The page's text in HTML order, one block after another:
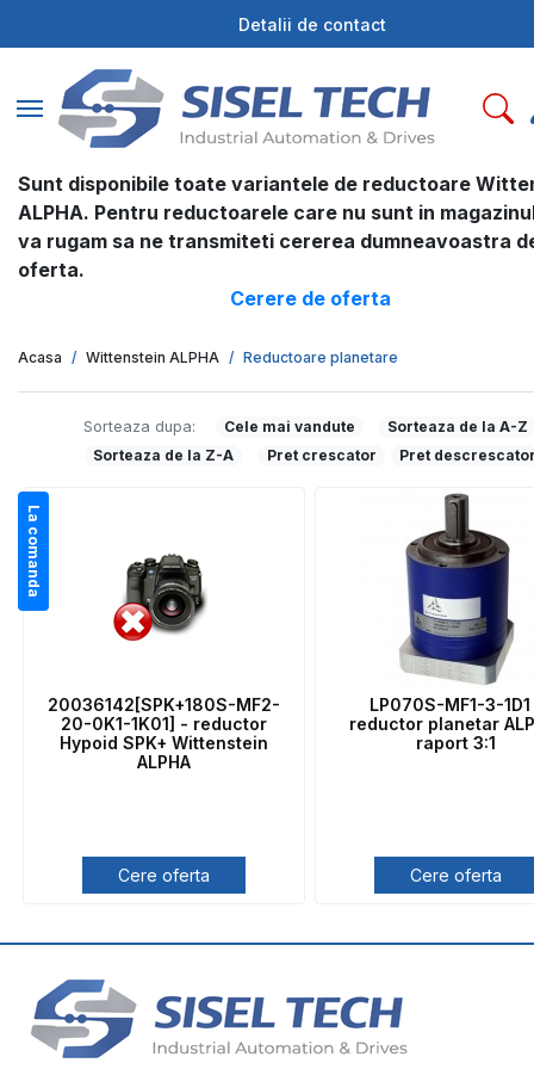
Detalii de contact
Toggle navigation
Sunt disponibile toate variantele de reductoare
ALPHA. Pentru reductoarele care nu sunt in
va rugam sa ne transmiteti cererea dumneavoastra
oferta.
Cerere de oferta
Acasa Wittenstein ALPHA Reductoare planetare
Sorteaza dupa: Cele mai vandute
Sorteaza de la A-Z
Sorteaza de la Z-A
Pret crescator Pret
La comanda
20036142[SPK+180S-MF2-
20-0K1-1K01] - reductor
Hypoid SPK+ Wittenstein
ALPHA
Cere oferta
LP070S-MF1-3-
reductor planetar
raport 3:1
Cere oferta